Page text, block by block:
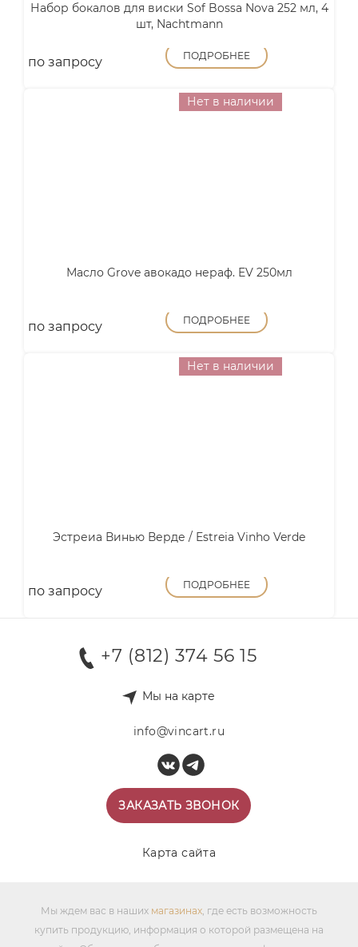
Набор бокалов для виски Sof Bossa Nova 252 мл, 4
шт, Nachtmann
по запросу ПОДРОБНЕЕ
Нет в наличии
Масло Grove авокадо нераф. EV 250мл
по запросу ПОДРОБНЕЕ
Нет в наличии
Эстреиа Винью Верде / Estreia Vinho Verde
по запросу ПОДРОБНЕЕ
+7 (812) 374 56 15
Мы на карте
info@vincart.ru
ЗАКАЗАТЬ ЗВОНОК
Карта сайта
Мы ждем вас в наших магазинах, где есть возможность
купить продукцию, информация о которой размещена на